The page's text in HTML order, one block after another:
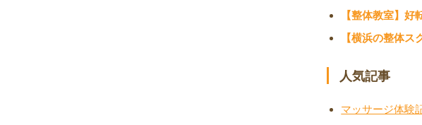
【整体教室】好
【横浜の整体ス
人気記事
マッサージ体験